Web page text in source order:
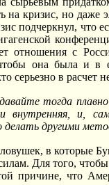
на кризис, но
подчеркнул, что
отношения с
она была и в
серьезно в расчет
тогда
и,
делать другими
в которые
Для того,
причине, что